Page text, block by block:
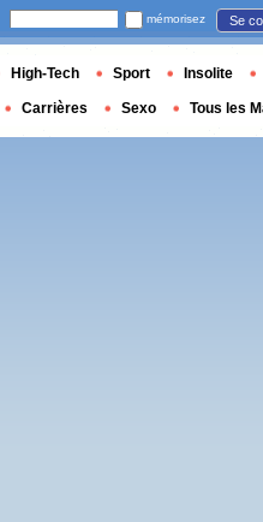
mémorisez Se
High-Tech Sport Insolite
Carrières Sexo Tous les